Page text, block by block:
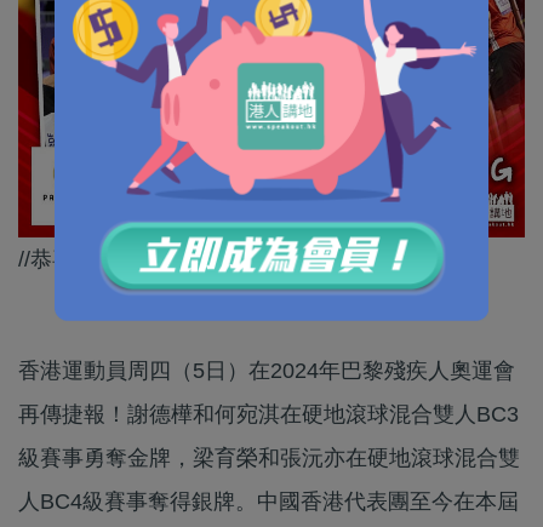
//恭喜謝德樺同何宛淇，為港爭光！//
香港運動員周四（5日）在2024年巴黎殘疾人奧運會
再傳捷報！謝德樺和何宛淇在硬地滾球混合雙人BC3
級賽事勇奪金牌，梁育榮和張沅亦在硬地滾球混合雙
人BC4級賽事奪得銀牌。中國香港代表團至今在本屆